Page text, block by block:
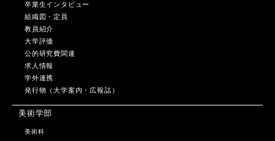
卒業生インタビュー
組織図・定員
教員紹介
大学評価
公的研究費関連
求人情報
学外連携
発行物（大学案内・広報誌）
美術学部
美術科